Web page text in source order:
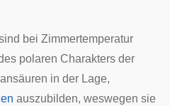
bei Zimmertemperatur
polaren Charakters der
in der Lage,
auszubilden, weswegen sie